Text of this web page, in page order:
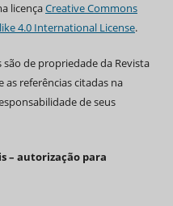
licençaCreative Commons
4.0 International License.
de propriedade da Revista
as referências citadas na
de seus
– autorização para